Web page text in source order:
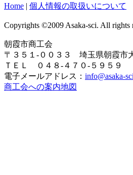
Home | 個人情報の取扱いについて
Copyrights ©2009 Asaka-sci. All rights
朝霞市商工会
〒３５１-００３３ 埼玉県朝霞市
ＴＥＬ ０４８-４７０-５９５
電子メールアドレス： info@asaka-
商工会への案内地図